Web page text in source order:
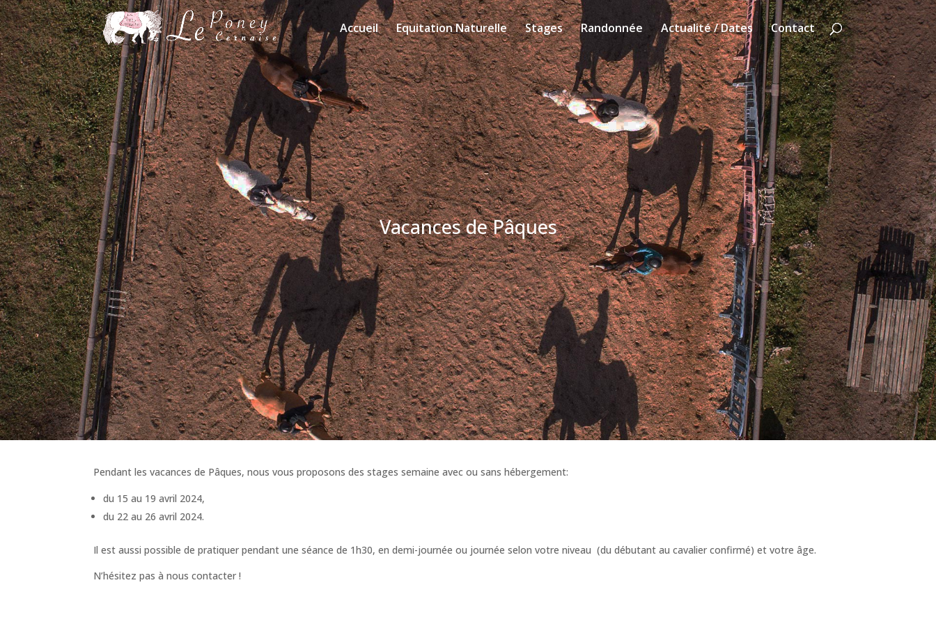
Accueil Equitation Naturelle Stages Randonnée Actualité / Dates Contact
Vacances de Pâques
Pendant les vacances de Pâques, nous vous proposons des stages semaine avec ou sans hébergement:
du 15 au 19 avril 2024,
du 22 au 26 avril 2024.
Il est aussi possible de pratiquer pendant une séance de 1h30, en demi-journée ou journée selon votre niveau (du débutant au cavalier confirmé) et votre âge.
N’hésitez pas à nous contacter !